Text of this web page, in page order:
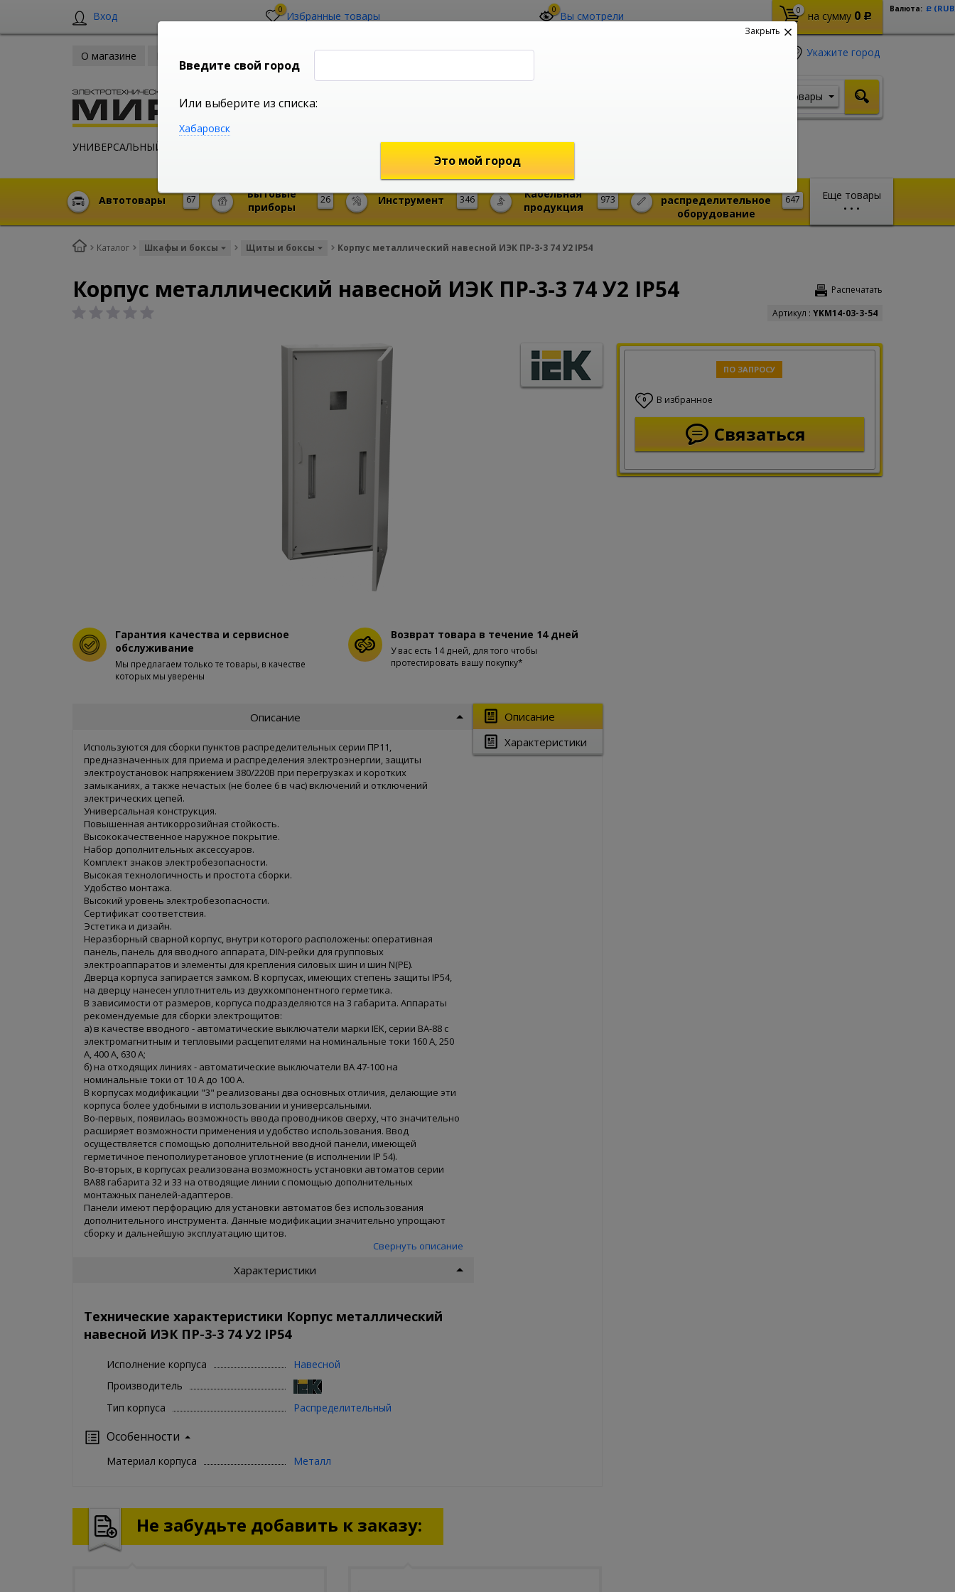
Вход 0 Избранные товары 0 Вы смотрели 0 на сумму 0 Р
Валюта: Р
О магазине
УНИВЕРСАЛЬНЫЙ ИНТЕРНЕТ МАГАЗИН
Укажите город
shop@mireks.ru
Товары
Еще товары
• • •
67
Автотовары 26
Бытовые
приборы
346
Инструмент 973
Кабельная
продукция
647
распределительное
оборудование
Каталог Шкафы и боксы Щиты и боксы Корпус металлический навесной ИЭК ПР-3-3 74 У2 IP54
Распечатать
Корпус металлический навесной ИЭК ПР-3-3 74 У2 IP54
Артикул : YKM14-03-3-54
ПО ЗАПРОСУ
0 В избранное
Связаться
Гарантия качества и сервисное
обслуживание
Мы предлагаем только те товары, в качестве
которых мы уверены
Возврат товара в течение 14 дней
У вас есть 14 дней, для того чтобы
протестировать вашу покупку*
Описание
Характеристики
Описание
Используются для сборки пунктов распределительных серии ПР11,
предназначенных для приема и распределения электроэнергии, защиты
электроустановок напряжением 380/220В при перегрузках и коротких
замыканиях, а также нечастых (не более 6 в час) включений и отключений
электрических цепей.
Универсальная конструкция.
Повышенная антикоррозийная стойкость.
Высококачественное наружное покрытие.
Набор дополнительных аксессуаров.
Комплект знаков электробезопасности.
Высокая технологичность и простота сборки.
Удобство монтажа.
Высокий уровень электробезопасности.
Сертификат соответствия.
Эстетика и дизайн.
Неразборный сварной корпус, внутри которого расположены: оперативная
панель, панель для вводного аппарата, DIN-рейки для групповых
электроаппаратов и элементы для крепления силовых шин и шин N(PE).
Дверца корпуса запирается замком. В корпусах, имеющих степень защиты IP54,
на дверцу нанесен уплотнитель из двухкомпонентного герметика.
В зависимости от размеров, корпуса подразделяются на 3 габарита. Аппараты
рекомендуемые для сборки электрощитов:
а) в качестве вводного - автоматические выключатели марки IEK, серии ВА-88 с
электромагнитным и тепловыми расцепителями на номинальные токи 160 А, 250
А, 400 А, 630 А;
б) на отходящих линиях - автоматические выключатели ВА 47-100 на
номинальные токи от 10 А до 100 А.
В корпусах модификации "3" реализованы два основных отличия, делающие эти
корпуса более удобными в использовании и универсальными.
Во-первых, появилась возможность ввода проводников сверху, что значительно
расширяет возможности применения и удобство использования. Ввод
осуществляется с помощью дополнительной вводной панели, имеющей
герметичное пенополиуретановое уплотнение (в исполнении IP 54).
Во-вторых, в корпусах реализована возможность установки автоматов серии
ВА88 габарита 32 и 33 на отводящие линии с помощью дополнительных
монтажных панелей-адаптеров.
Панели имеют перфорацию для установки автоматов без использования
дополнительного инструмента. Данные модификации значительно упрощают
сборку и дальнейшую эксплуатацию щитов.
Свернуть описание
Характеристики
Технические характеристики Корпус металлический
навесной ИЭК ПР-3-3 74 У2 IP54
Исполнение корпуса
Навесной
Производитель
Тип корпуса
Распределительный
Особенности
Материал корпуса Металл
Не забудьте добавить к заказу:
Закрыть
Введите свой город
Или выберите из списка:
Хабаровск
Это мой город